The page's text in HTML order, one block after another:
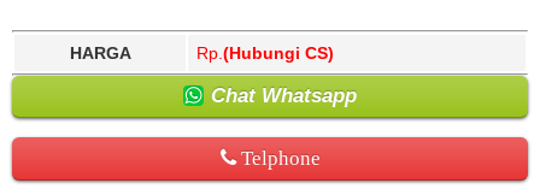
HARGA Rp. (Hubungi CS)
Chat Whatsapp
Telphone